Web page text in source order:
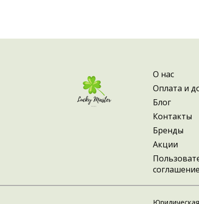
О нас
Оплата и
Блог
Контакты
Бренды
Акции
соглашение